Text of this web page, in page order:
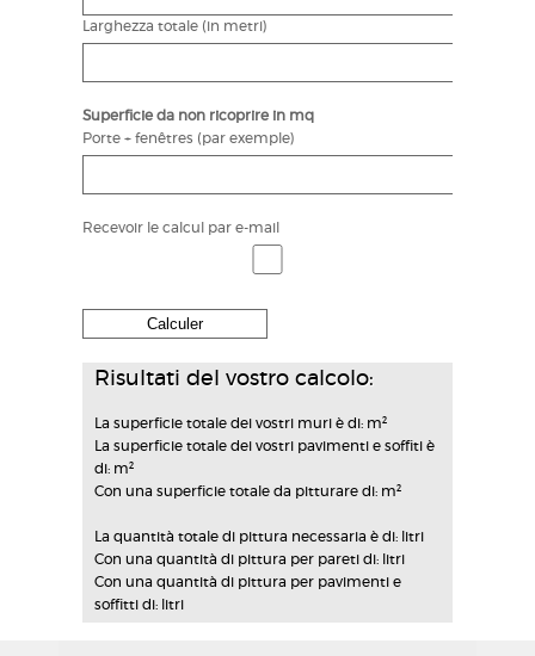
Larghezza totale (in metri)
Superficie da non ricoprire in mq
Porte + fenêtres (par exemple)
Recevoir le calcul par e-mail
Risultati del vostro calcolo:
La superficie totale dei vostri muri è di: m²
La superficie totale dei vostri pavimenti e soffiti è
di: m²
Con una superficie totale da pitturare di: m²
La quantità totale di pittura necessaria è di: litri
Con una quantità di pittura per pareti di: litri
Con una quantità di pittura per pavimenti e
soffitti di: litri